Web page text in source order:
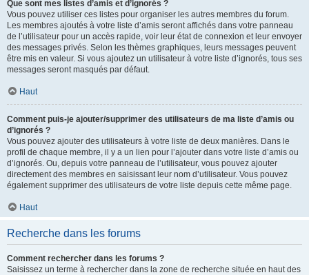
Que sont mes listes d’amis et d’ignorés ?
Vous pouvez utiliser ces listes pour organiser les autres membres du forum.
Les membres ajoutés à votre liste d’amis seront affichés dans votre panneau
de l’utilisateur pour un accès rapide, voir leur état de connexion et leur envoyer
des messages privés. Selon les thèmes graphiques, leurs messages peuvent
être mis en valeur. Si vous ajoutez un utilisateur à votre liste d’ignorés, tous ses
messages seront masqués par défaut.
Haut
Comment puis-je ajouter/supprimer des utilisateurs de ma liste d’amis ou
d’ignorés ?
Vous pouvez ajouter des utilisateurs à votre liste de deux manières. Dans le
profil de chaque membre, il y a un lien pour l’ajouter dans votre liste d’amis ou
d’ignorés. Ou, depuis votre panneau de l’utilisateur, vous pouvez ajouter
directement des membres en saisissant leur nom d’utilisateur. Vous pouvez
également supprimer des utilisateurs de votre liste depuis cette même page.
Haut
Recherche dans les forums
Comment rechercher dans les forums ?
Saisissez un terme à rechercher dans la zone de recherche située en haut des